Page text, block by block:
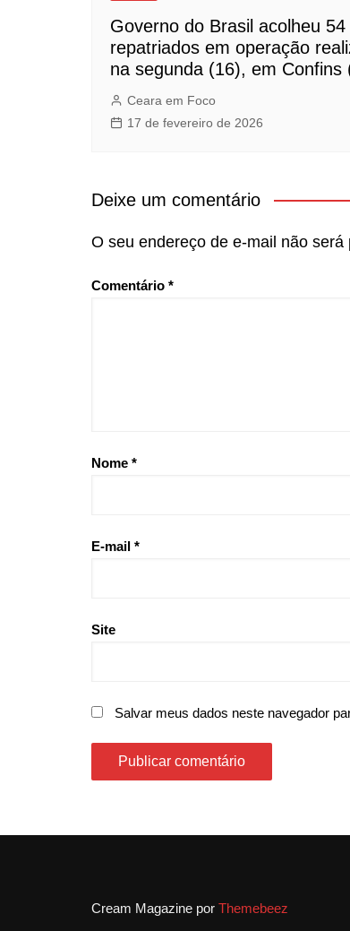
Governo do Brasil acolheu 54
repatriados em operação
na segunda (16), em Confins
Ceara em Foco
17 de fevereiro de 2026
Deixe um comentário
O seu endereço de e-mail não será
Comentário *
Nome *
E-mail *
Site
Salvar meus dados neste navegador
Cream Magazine por Themebeez